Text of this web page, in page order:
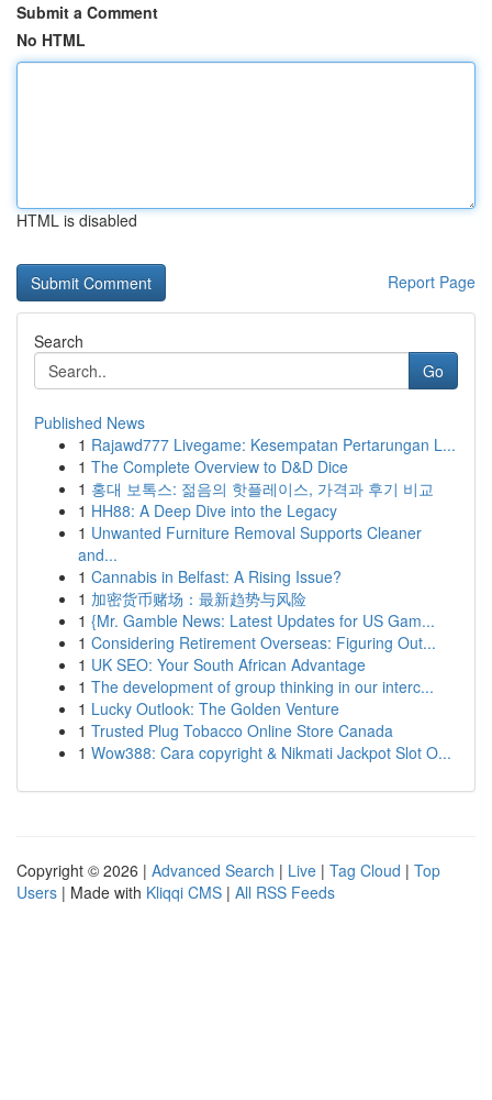
Submit a Comment
No HTML
HTML is disabled
Report Page
Search
Go
Published News
1 Rajawd777 Livegame: Kesempatan Pertarungan L...
1 The Complete Overview to D&D Dice
1 홍대 보톡스: 젊음의 핫플레이스, 가격과 후기 비교
1 HH88: A Deep Dive into the Legacy
1 Unwanted Furniture Removal Supports Cleaner
and...
1 Cannabis in Belfast: A Rising Issue?
1 加密货币赌场：最新趋势与风险
1 {Mr. Gamble News: Latest Updates for US Gam...
1 Considering Retirement Overseas: Figuring Out...
1 UK SEO: Your South African Advantage
1 The development of group thinking in our interc...
1 Lucky Outlook: The Golden Venture
1 Trusted Plug Tobacco Online Store Canada
1 Wow388: Cara copyright & Nikmati Jackpot Slot O...
Copyright © 2026 | Advanced Search | Live | Tag Cloud | Top
Users | Made with Kliqqi CMS | All RSS Feeds